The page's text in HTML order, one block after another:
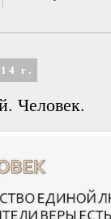
г.
Человек.